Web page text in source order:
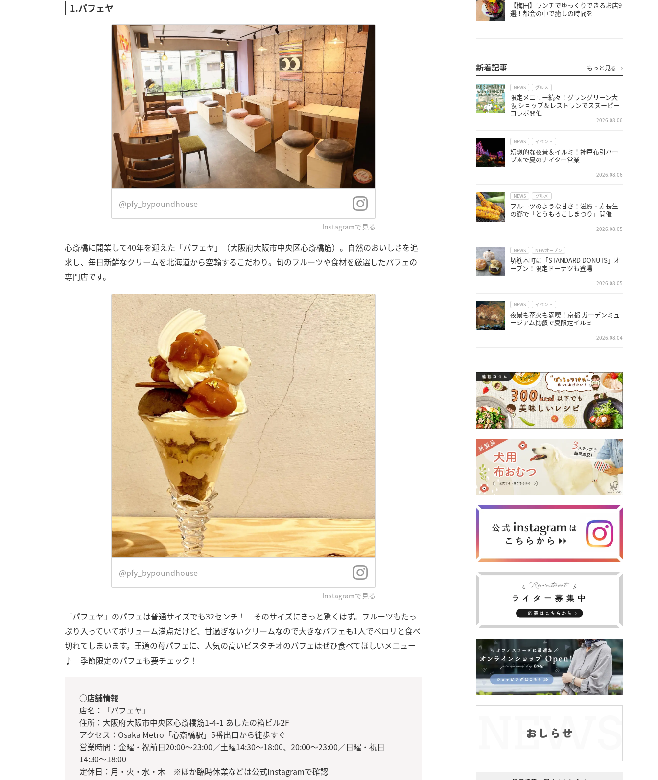
1.パフェヤ
@pfy_bypoundhouse
Instagramで見る
心斎橋に開業して40年を迎えた「パフェヤ」（大阪府大阪市中央区心斎橋筋）。自然のおいしさを追
求し、毎日新鮮なクリームを北海道から空輸するこだわり。旬のフルーツや食材を厳選したパフェの
専門店です。
@pfy_bypoundhouse
Instagramで見る
「パフェヤ」のパフェは普通サイズでも32センチ！ そのサイズにきっと驚くはず。フルーツもたっ
ぷり入っていてボリューム満点だけど、甘過ぎないクリームなので大きなパフェも1人でペロリと食べ
切れてしまいます。王道の苺パフェに、人気の高いピスタチオのパフェはぜひ食べてほしいメニュー
♪ 季節限定のパフェも要チェック！
○店舗情報
店名：「パフェヤ」
住所：大阪府大阪市中央区心斎橋筋1-4-1 あしたの箱ビル2F
アクセス：Osaka Metro「心斎橋駅」5番出口から徒歩すぐ
営業時間：金曜・祝前日20:00～23:00／土曜14:30〜18:00、20:00〜23:00／日曜・祝日
14:30〜18:00
定休日：月・火・水・木 ※ほか臨時休業などは公式Instagramで確認
【梅田】ランチでゆっくりできるお店9
選！都会の中で癒しの時間を
新着記事 もっと見る
NEWS グルメ
限定メニュー続々！グラングリーン大
阪 ショップ＆レストランでスヌーピー
コラボ開催
2026.08.06
NEWS イベント
幻想的な夜景＆イルミ！神戸布引ハー
ブ園で夏のナイター営業
2026.08.06
NEWS グルメ
フルーツのような甘さ！滋賀・寿長生
の郷で「とうもろこしまつり」開催
2026.08.05
NEWS NEWオープン
堺筋本町に「STANDARD DONUTS」オ
ープン！限定ドーナツも登場
2026.08.05
NEWS イベント
夜景も花火も満喫！京都 ガーデンミュ
ージアム比叡で夏限定イルミ
2026.08.04